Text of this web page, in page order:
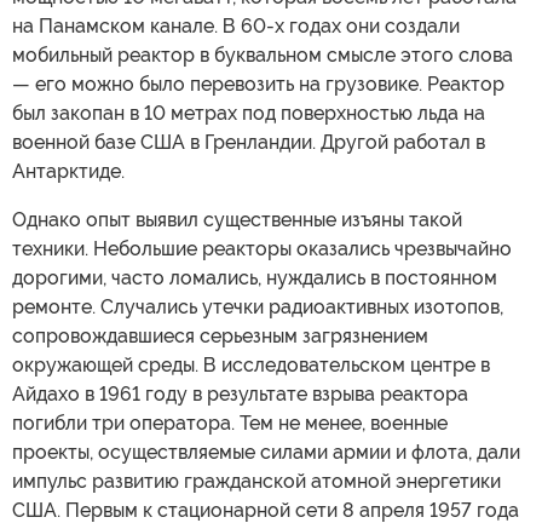
на Панамском канале. В 60-х годах они создали
мобильный реактор в буквальном смысле этого слова
— его можно было перевозить на грузовике. Реактор
был закопан в 10 метрах под поверхностью льда на
военной базе США в Гренландии. Другой работал в
Антарктиде.
Однако опыт выявил существенные изъяны такой
техники. Небольшие реакторы оказались чрезвычайно
дорогими, часто ломались, нуждались в постоянном
ремонте. Случались утечки радиоактивных изотопов,
сопровождавшиеся серьезным загрязнением
окружающей среды. В исследовательском центре в
Айдахо в 1961 году в результате взрыва реактора
погибли три оператора. Тем не менее, военные
проекты, осуществляемые силами армии и флота, дали
импульс развитию гражданской атомной энергетики
США. Первым к стационарной сети 8 апреля 1957 года